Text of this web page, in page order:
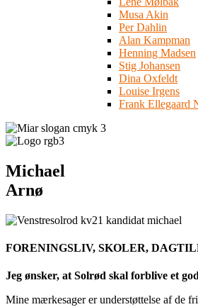
Musa Akin
Per Dahlin
Alan Kampman
Henning Madsen
Stig Johansen
Dina Oxfeldt
Louise Irgens
Frank Ellegaard
Michael
Arnø
FORENINGSLIV, SKOLER,
Jeg ønsker, at Solrød skal forblive et
Mine mærkesager er understøttelse af de